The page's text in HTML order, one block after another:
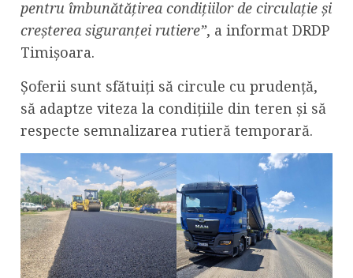
pentru îmbunătățirea condițiilor de circulație și
creșterea siguranței rutiere”, a informat DRDP
Timişoara.
Şoferii sunt sfătuiţi să circule cu prudență,
să adaptze viteza la condițiile din teren și să
respecte semnalizarea rutieră temporară.